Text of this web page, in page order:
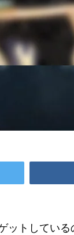
ットしている